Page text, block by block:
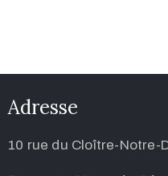
Adresse
10 rue du Cloître-Notre-